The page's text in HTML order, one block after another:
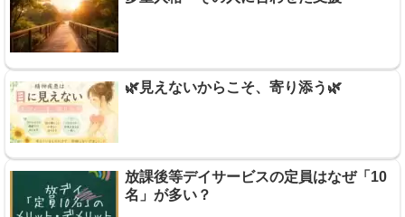
🌿見えないからこそ、寄り添う🌿
放課後等デイサービスの定員はなぜ「10
名」が多い？